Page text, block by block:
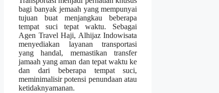
bagi banyak jemaah yang mempunyai
tujuan buat menjangkau beberapa
tempat suci tepat waktu. Sebagai
Agen Travel Haji, Alhijaz Indowisata
menyediakan layanan transportasi
yang handal, memastikan transfer
jamaah yang aman dan tepat waktu ke
dan dari beberapa tempat suci,
meminimalisir potensi penundaan atau
ketidaknyamanan.